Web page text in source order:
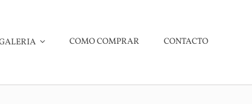
COMO COMPRAR CONTACTO